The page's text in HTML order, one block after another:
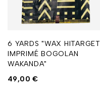
6 YARDS "WAX HITARGET
IMPRIMÉ BOGOLAN
WAKANDA"
49,00€